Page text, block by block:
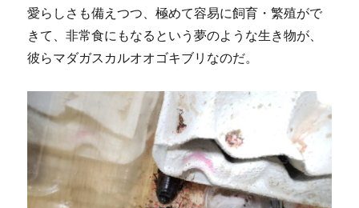
愛らしさも備えつつ、極めて容易に飼育・繁殖がで
きて、非常食にもなるという夢のような生き物が、
彼らマダガスカルオオゴキブリなのだ。